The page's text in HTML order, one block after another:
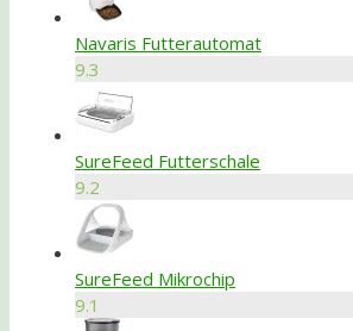
Navaris Futterautomat
9.3
SureFeed Futterschale
9.2
SureFeed Mikrochip
9.1